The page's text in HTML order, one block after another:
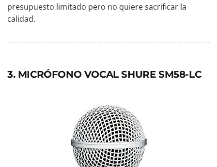
presupuesto limitado pero no quiere sacrificar la
calidad.
3. MICRÓFONO VOCAL SHURE SM58-LC